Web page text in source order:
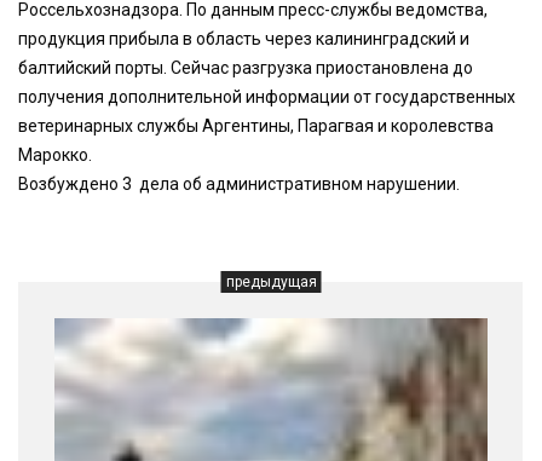
Россельхознадзора. По данным пресс-службы ведомства,
продукция прибыла в область через калининградский и
балтийский порты. Сейчас разгрузка приостановлена до
получения дополнительной информации от государственных
ветеринарных службы Аргентины, Парагвая и королевства
Марокко.
Возбуждено 3 дела об административном нарушении.
предыдущая